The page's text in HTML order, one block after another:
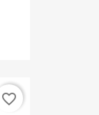
favorite_border